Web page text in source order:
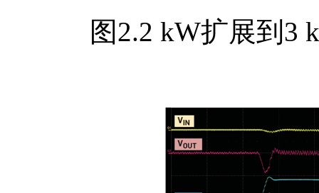
图2.2 kW扩展到3